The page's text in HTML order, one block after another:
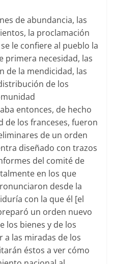
de abundancia, las
la proclamación
le confiere al pueblo la
primera necesidad, las
de la mendicidad, las
de los
entonces, de hecho
de los franceses, fueron
de un orden
diseñado con trazos
del comité de
en los que
desde la
con la que él [el
un orden nuevo
los bienes y de los
a las miradas de los
éstos a ver cómo